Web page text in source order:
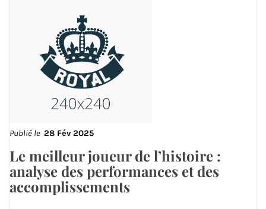
Publié le 28 Fév 2025
Le meilleur joueur de l’histoire :
analyse des performances et des
accomplissements